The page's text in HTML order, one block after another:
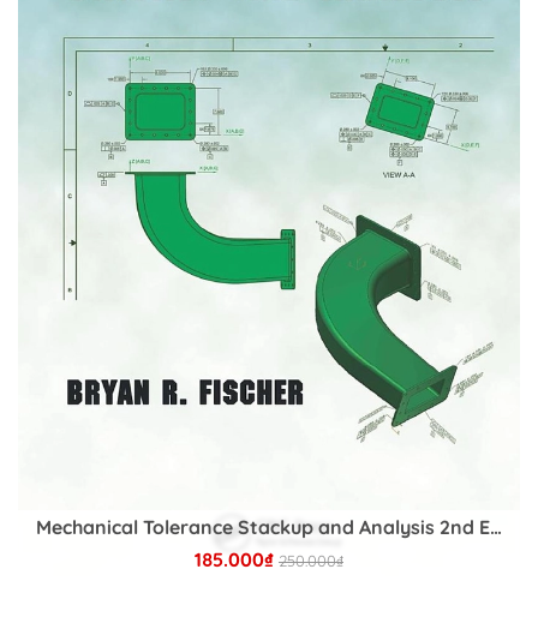
Mechanical Tolerance Stackup and Analysis 2nd Edition
185.000₫ 250.000₫